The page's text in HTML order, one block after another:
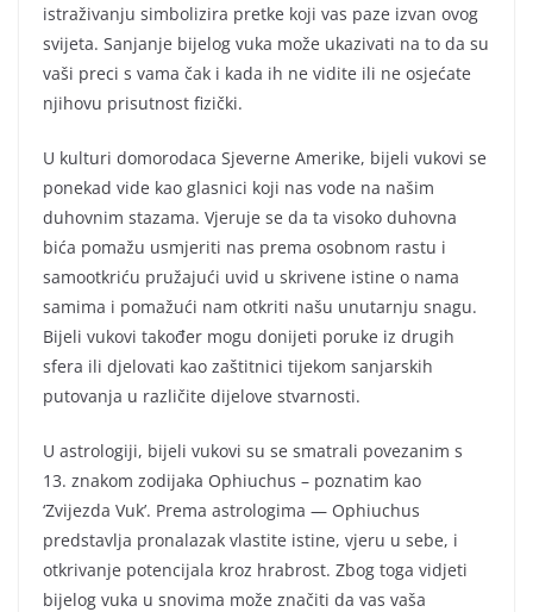
istraživanju simbolizira pretke koji vas paze izvan ovog
svijeta. Sanjanje bijelog vuka može ukazivati na to da su
vaši preci s vama čak i kada ih ne vidite ili ne osjećate
njihovu prisutnost fizički.
U kulturi domorodaca Sjeverne Amerike, bijeli vukovi se
ponekad vide kao glasnici koji nas vode na našim
duhovnim stazama. Vjeruje se da ta visoko duhovna
bića pomažu usmjeriti nas prema osobnom rastu i
samootkriću pružajući uvid u skrivene istine o nama
samima i pomažući nam otkriti našu unutarnju snagu.
Bijeli vukovi također mogu donijeti poruke iz drugih
sfera ili djelovati kao zaštitnici tijekom sanjarskih
putovanja u različite dijelove stvarnosti.
U astrologiji, bijeli vukovi su se smatrali povezanim s
13. znakom zodijaka Ophiuchus – poznatim kao
‘Zvijezda Vuk’. Prema astrologima — Ophiuchus
predstavlja pronalazak vlastite istine, vjeru u sebe, i
otkrivanje potencijala kroz hrabrost. Zbog toga vidjeti
bijelog vuka u snovima može značiti da vas vaša